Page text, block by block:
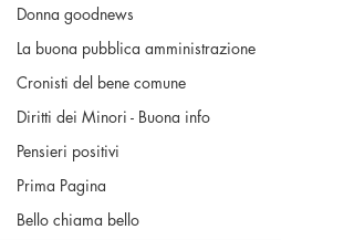
Donna goodnews
La buona pubblica amministrazione
Cronisti del bene comune
Diritti dei Minori - Buona info
Pensieri positivi
Prima Pagina
Bello chiama bello